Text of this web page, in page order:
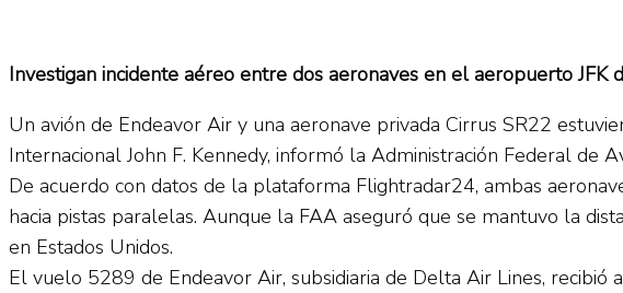
View All Result
Investigan incidente aéreo entre dos aeronaves en el aeropuerto JFK
Un avión de Endeavor Air y una aeronave privada Cirrus SR22
Internacional John F. Kennedy, informó la Administración Federal de
De acuerdo con datos de la plataforma Flightradar24, ambas
hacia pistas paralelas. Aunque la FAA aseguró que se mantuvo la
en Estados Unidos.
El vuelo 5289 de Endeavor Air, subsidiaria de Delta Air Lines,